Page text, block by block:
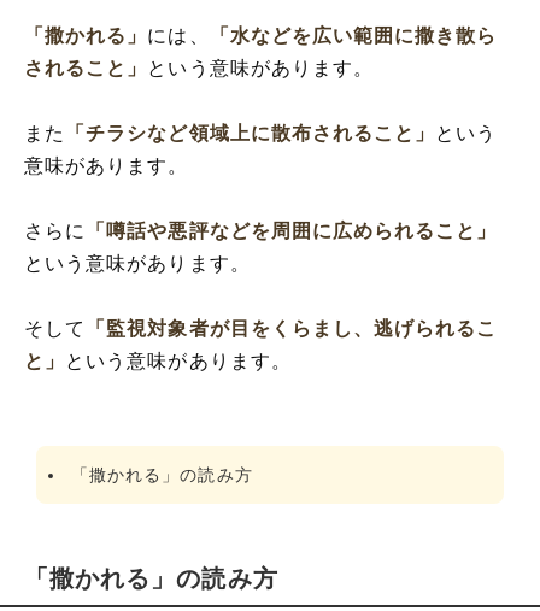
「撒かれる」 には、
「水などを広い範囲に撒き散ら
されること」 という意味があります。
また 「チラシなど領域上に散布されること」 という
意味があります。
さらに
「噂話や悪評などを周囲に広められること」
という意味があります。
そして
「監視対象者が目をくらまし、逃げられるこ
と」
という意味があります。
「撒かれる」の読み方
「撒かれる」の読み方